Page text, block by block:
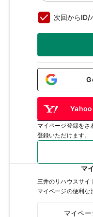
次回からID/
マイページ登録を
登録いただけます。
マ
三井のリハウスサイ
マイページの便利な
マイペ